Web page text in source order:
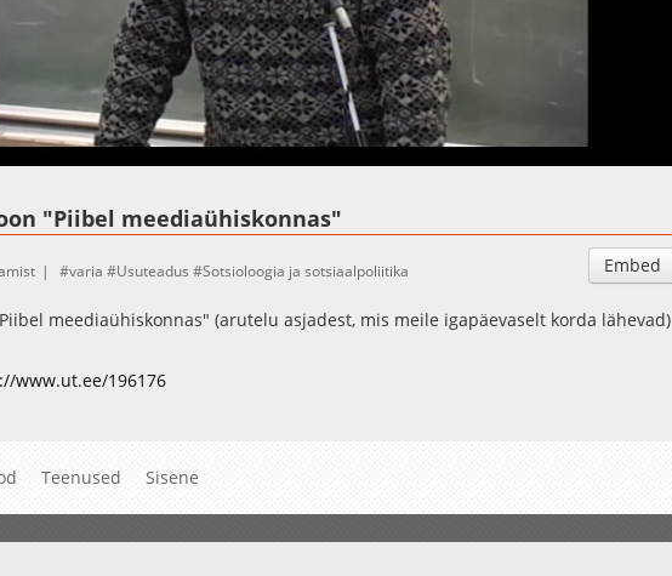
Loaded:
Auto
"Piibel meediaühiskonnas"
Embed
varia Usuteadus Sotsioloogia ja sotsiaalpoliitika
meediaühiskonnas" (arutelu asjadest, mis meile igapäevaselt korda lähevad)
www.ut.ee/196176
Teenused Sisene